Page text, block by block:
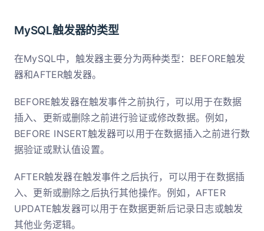
MySQL触发器的类型
在MySQL中，触发器主要分为两种类型：BEFORE触发
器和AFTER触发器。
BEFORE触发器在触发事件之前执行，可以用于在数据
插入、更新或删除之前进行验证或修改数据。例如，
BEFORE INSERT触发器可以用于在数据插入之前进行数
据验证或默认值设置。
AFTER触发器在触发事件之后执行，可以用于在数据插
入、更新或删除之后执行其他操作。例如，AFTER
UPDATE触发器可以用于在数据更新后记录日志或触发
其他业务逻辑。